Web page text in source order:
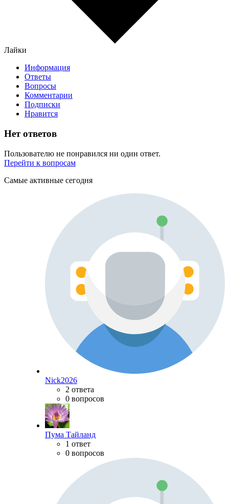
Лайки
Информация
Ответы
Вопросы
Комментарии
Подписки
Нравится
Нет ответов
Пользователю не понравился ни один ответ.
Перейти к вопросам
Самые активные сегодня
Nick2026
2 ответа
0 вопросов
Пума Тайланд
1 ответ
0 вопросов